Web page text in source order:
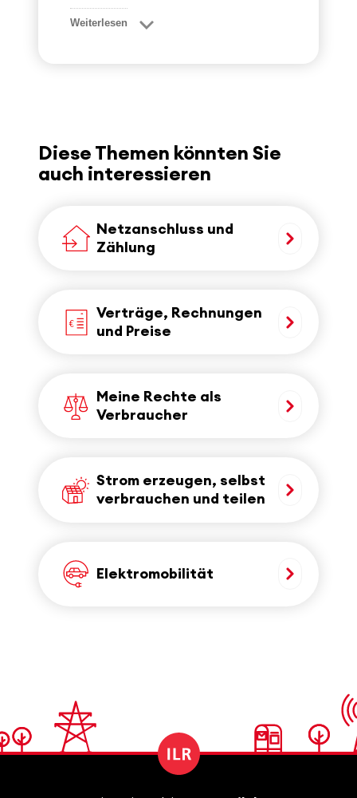
Weiterlesen
Diese Themen könnten Sie
auch interessieren
Netzanschluss und
Zählung
Verträge, Rechnungen
und Preise
Meine Rechte als
Verbraucher
Strom erzeugen, selbst
verbrauchen und teilen
Elektromobilität